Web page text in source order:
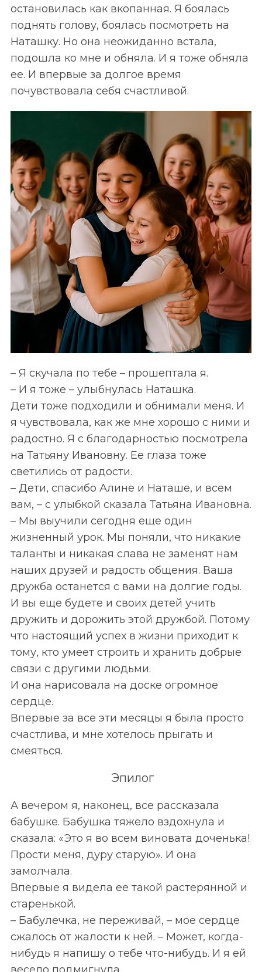
остановилась как вкопанная. Я боялась
поднять голову, боялась посмотреть на
Наташку. Но она неожиданно встала,
подошла ко мне и обняла. И я тоже обняла
ее. И впервые за долгое время
почувствовала себя счастливой.
– Я скучала по тебе – прошептала я.
– И я тоже – улыбнулась Наташка.
Дети тоже подходили и обнимали меня. И
я чувствовала, как же мне хорошо с ними и
радостно. Я с благодарностью посмотрела
на Татьяну Ивановну. Ее глаза тоже
светились от радости.
– Дети, спасибо Алине и Наташе, и всем
вам, – с улыбкой сказала Татьяна Ивановна.
– Мы выучили сегодня еще один
жизненный урок. Мы поняли, что никакие
таланты и никакая слава не заменят нам
наших друзей и радость общения. Ваша
дружба останется с вами на долгие годы.
И вы еще будете и своих детей учить
дружить и дорожить этой дружбой. Потому
что настоящий успех в жизни приходит к
тому, кто умеет строить и хранить добрые
связи с другими людьми.
И она нарисовала на доске огромное
сердце.
Впервые за все эти месяцы я была просто
счастлива, и мне хотелось прыгать и
смеяться.
Эпилог
А вечером я, наконец, все рассказала
бабушке. Бабушка тяжело вздохнула и
сказала: «Это я во всем виновата доченька!
Прости меня, дуру старую». И она
замолчала.
Впервые я видела ее такой растерянной и
старенькой.
– Бабулечка, не переживай, – мое сердце
сжалось от жалости к ней. – Может, когда-
нибудь я напишу о тебе что-нибудь. И я ей
весело подмигнула.